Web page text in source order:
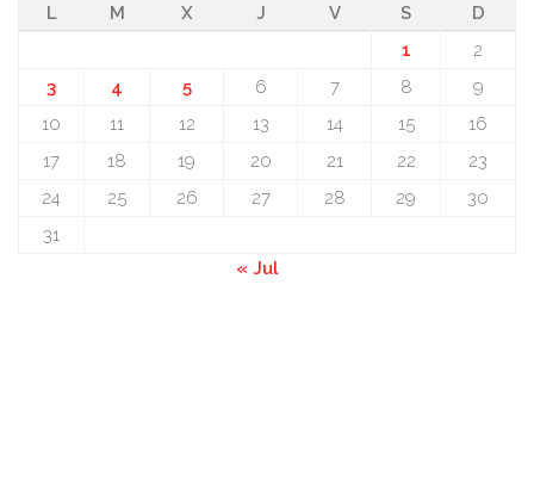
L
M X J V S
D
1
2
3
4 5 6 7 8
9
10
11 12 13 14 15
16
17
18 19 20 21 22
23
24
25 26 27 28 29
30
31
« Jul